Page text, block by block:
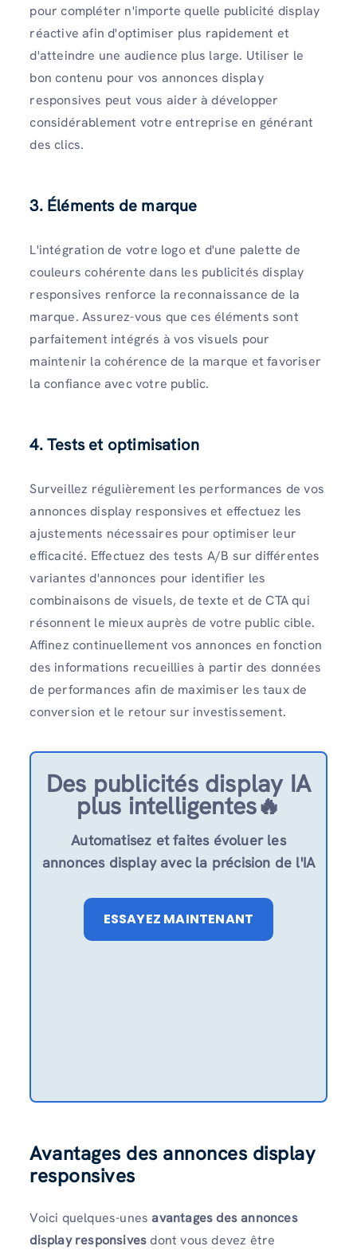
pour compléter n'importe quelle publicité display
réactive afin d'optimiser plus rapidement et
d'atteindre une audience plus large. Utiliser le
bon contenu pour vos annonces display
responsives peut vous aider à développer
considérablement votre entreprise en générant
des clics.
3. Éléments de marque
L'intégration de votre logo et d'une palette de
couleurs cohérente dans les publicités display
responsives renforce la reconnaissance de la
marque. Assurez-vous que ces éléments sont
parfaitement intégrés à vos visuels pour
maintenir la cohérence de la marque et favoriser
la confiance avec votre public.
4. Tests et optimisation
Surveillez régulièrement les performances de vos
annonces display responsives et effectuez les
ajustements nécessaires pour optimiser leur
efficacité. Effectuez des tests A/B sur différentes
variantes d'annonces pour identifier les
combinaisons de visuels, de texte et de CTA qui
résonnent le mieux auprès de votre public cible.
Affinez continuellement vos annonces en fonction
des informations recueillies à partir des données
de performances afin de maximiser les taux de
conversion et le retour sur investissement.
Des publicités display IA
plus intelligentes🔥
Automatisez et faites évoluer les
annonces display avec la précision de l'IA
ESSAYEZ MAINTENANT
Avantages des annonces display
responsives
Voici quelques-unesavantages des annonces
display responsivesdont vous devez être